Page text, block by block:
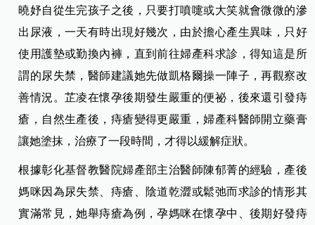
曉妤自從生完孩子之後，只要打噴嚏或大笑就會微微的滲
出尿液，一天有時出現好幾次，由於擔心產生異味，只好
使用護墊或勤換內褲，直到前往婦產科求診，得知這是所
謂的尿失禁，醫師建議她先做凱格爾操一陣子，再觀察改
善情況。芷凌在懷孕後期發生嚴重的便祕，後來還引發痔
瘡，自然生產後，痔瘡變得更嚴重，婦產科醫師開立藥膏
讓她塗抹，治療了一段時間，才得以緩解症狀。
根據彰化基督教醫院婦產部主治醫師陳郁菁的經驗，產後
媽咪因為尿失禁、痔瘡、陰道乾澀或鬆弛而求診的情形其
實滿常見，她舉痔瘡為例，孕媽咪在懷孕中、後期好發痔